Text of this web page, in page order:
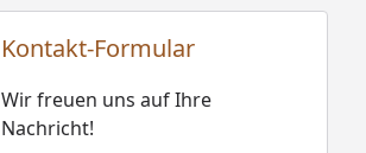
Kontakt-Formular
Wir freuen uns auf Ihre
Nachricht!